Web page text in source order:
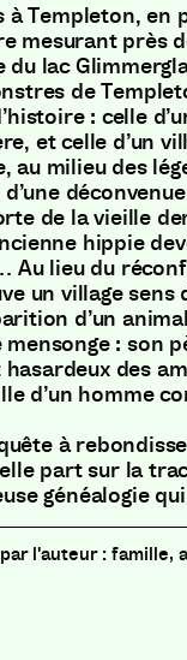
à Templeton, en
mesurant près
du lac
de
: celle
et celle d’un
au milieu des
de la vieille
hippie
lieu du
un village sens
d’un
: son
des
d’un homme
à
part sur la
généalogie
famille,